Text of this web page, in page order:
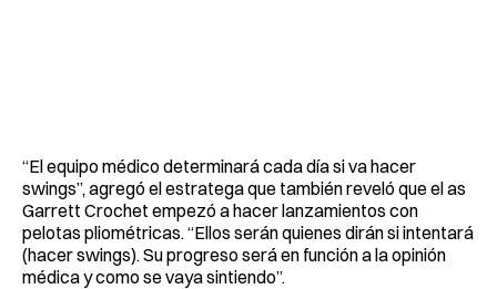
“El equipo médico determinará cada día si va hacer
swings”, agregó el estratega que también reveló que el as
Garrett Crochet empezó a hacer lanzamientos con
pelotas pliométricas. “Ellos serán quienes dirán si intentará
(hacer swings). Su progreso será en función a la opinión
médica y como se vaya sintiendo”.